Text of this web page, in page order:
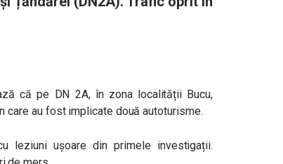
că pe DN 2A, în zona localității Bucu,
care au fost implicate două autoturisme.
leziuni ușoare din primele investigații.